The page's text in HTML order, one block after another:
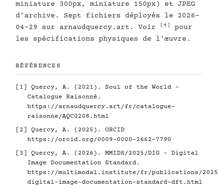
miniature 300px, miniature 150px) et JPEG
d'archive. Sept fichiers déployés le 2026-
04-29 sur arnaudquercy.art. Voir
[4]
pour
les spécifications physiques de l'œuvre.
RÉFÉRENCES
[1]
Quercy, A. (2021). Soul of the World -
Catalogue Raisonné.
https://arnaudquercy.art/fr/catalogue-
raisonne/AQC0208.html
[2]
Quercy, A. (2025). ORCID
https://orcid.org/0009-0000-2662-7790
[3]
Quercy, A. (2026). MMIDS/2025/DIG - Digital
Image Documentation Standard.
https://multimodal.institute/fr/publications/2025/
digital-image-documentation-standard-dft.html